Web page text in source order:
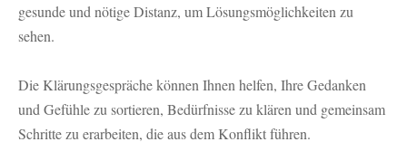
gesunde und nötige Distanz, um Lösungsmöglichkeiten zu
sehen.
Die Klärungsgespräche können Ihnen helfen, Ihre Gedanken
und Gefühle zu sortieren, Bedürfnisse zu klären und gemeinsam
Schritte zu erarbeiten, die aus dem Konflikt führen.